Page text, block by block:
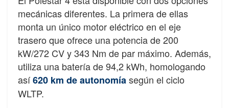
mecánicas diferentes. La primera de ellas
monta un único motor eléctrico en el eje
trasero que ofrece una potencia de 200
kW/272 CV y 343 Nm de par máximo. Además,
utiliza una batería de 94,2 kWh, homologando
así620 km de autonomíasegún el ciclo
WLTP.